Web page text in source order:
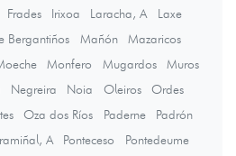
Frades Irixoa Laracha, A
Laxe
Bergantiños Mañón
Mazaricos
Monfero Mugardos
Muros
Negreira Noia Oleiros
Ordes
Oza dos Ríos Paderne
Padrón
A Ponteceso
Pontedeume